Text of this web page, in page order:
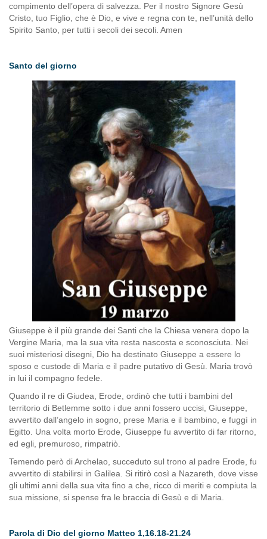
compimento dell’opera di salvezza. Per il nostro Signore Gesù
Cristo, tuo Figlio, che è Dio, e vive e regna con te, nell’unità dello
Spirito Santo, per tutti i secoli dei secoli. Amen
Santo del giorno
Giuseppe è il più grande dei Santi che la Chiesa venera dopo la
Vergine Maria, ma la sua vita resta nascosta e sconosciuta. Nei
suoi misteriosi disegni, Dio ha destinato Giuseppe a essere lo
sposo e custode di Maria e il padre putativo di Gesù. Maria trovò
in lui il compagno fedele.
Quando il re di Giudea, Erode, ordinò che tutti i bambini del
territorio di Betlemme sotto i due anni fossero uccisi, Giuseppe,
avvertito dall’angelo in sogno, prese Maria e il bambino, e fuggì in
Egitto. Una volta morto Erode, Giuseppe fu avvertito di far ritorno,
ed egli, premuroso, rimpatriò.
Temendo però di Archelao, succeduto sul trono al padre Erode, fu
avvertito di stabilirsi in Galilea. Si ritirò così a Nazareth, dove visse
gli ultimi anni della sua vita fino a che, ricco di meriti e compiuta la
sua missione, si spense fra le braccia di Gesù e di Maria.
Parola di Dio del giorno Matteo 1,16.18-21.24